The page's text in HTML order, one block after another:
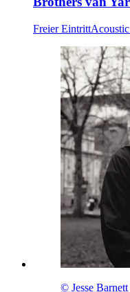
Freier Eintritt
© Jesse Barnett